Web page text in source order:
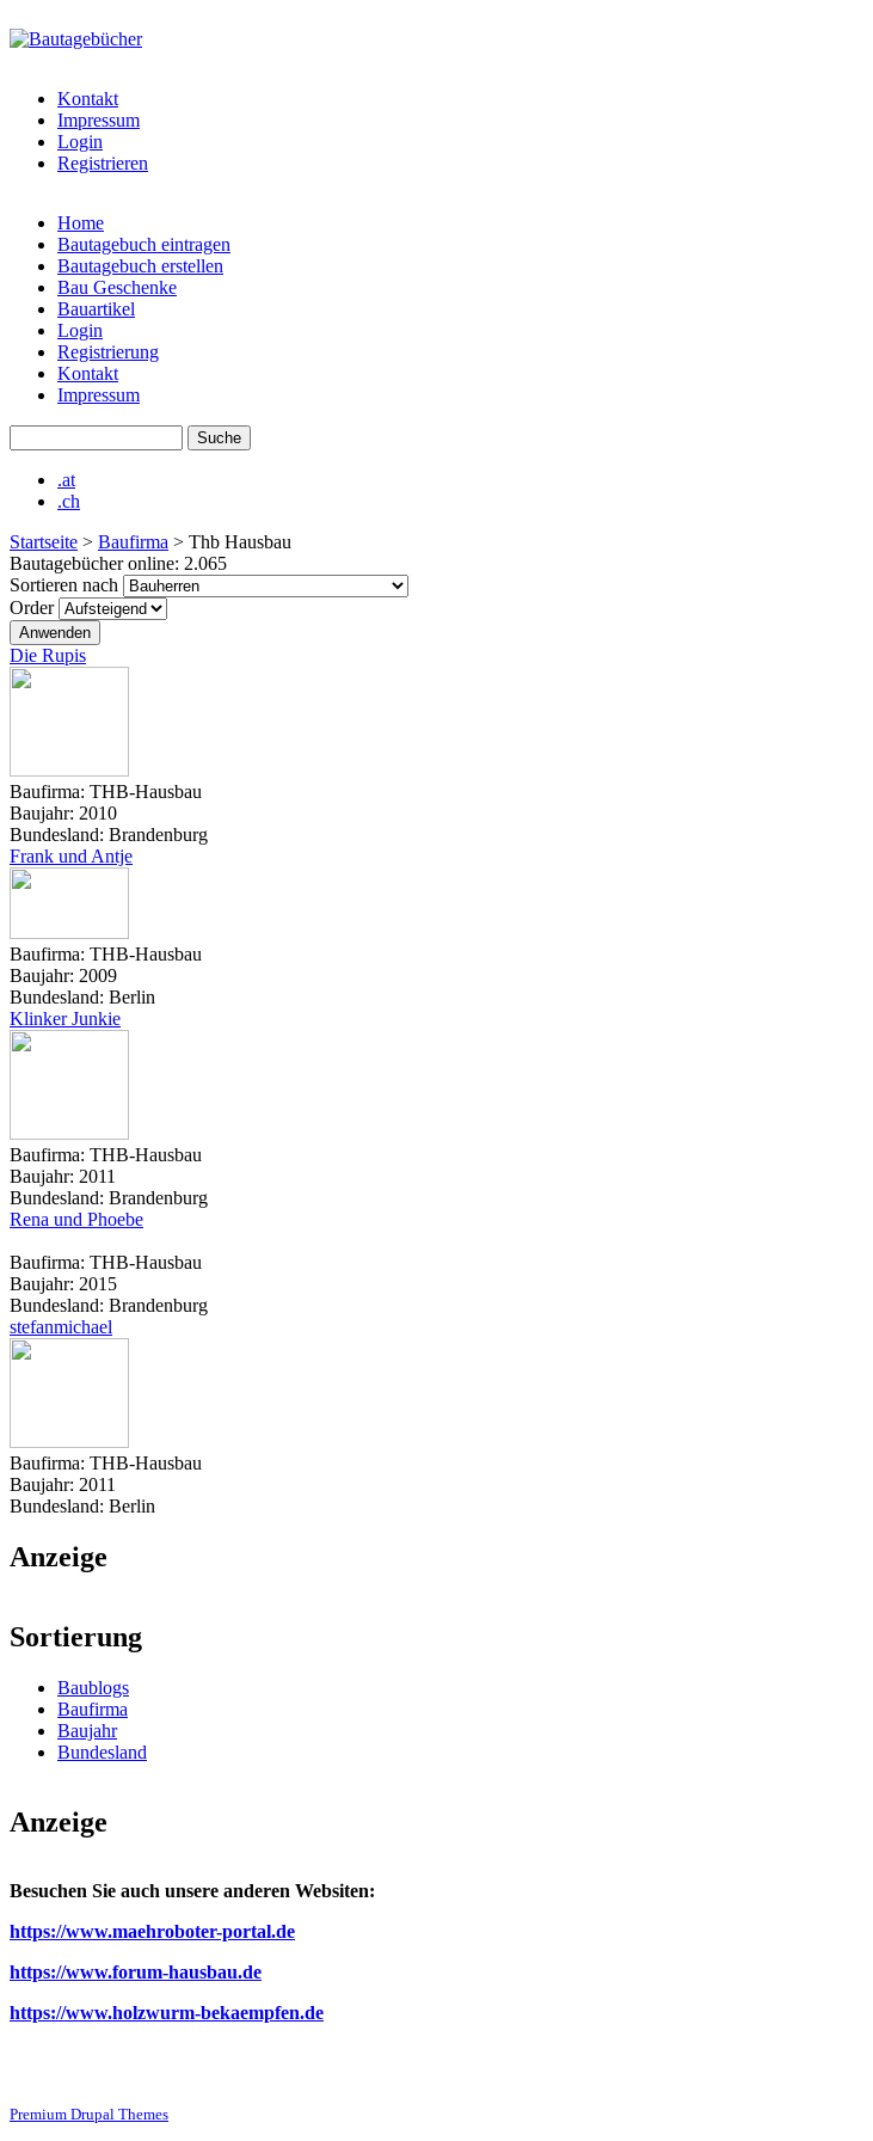
bautagebuch-
liste.de
Kontakt
Impressum
Login
Registrieren
Hauptmenü
Home
Bautagebuch eintragen
Bautagebuch erstellen
Bau Geschenke
Bauartikel
Login
Registrierung
Kontakt
Impressum
.at
.ch
Startseite > Baufirma > Thb Hausbau
Bautagebücher online: 2.065
Sortieren nach
Order
Die Rupis
Baufirma: THB-Hausbau
Baujahr: 2010
Bundesland: Brandenburg
Frank und Antje
Baufirma: THB-Hausbau
Baujahr: 2009
Bundesland: Berlin
Klinker Junkie
Baufirma: THB-Hausbau
Baujahr: 2011
Bundesland: Brandenburg
Rena und Phoebe
Baufirma: THB-Hausbau
Baujahr: 2015
Bundesland: Brandenburg
stefanmichael
Baufirma: THB-Hausbau
Baujahr: 2011
Bundesland: Berlin
Anzeige
Sortierung
Baublogs
Baufirma
Baujahr
Bundesland
Anzeige
Besuchen Sie auch unsere anderen Websiten:
https://www.maehroboter-portal.de
https://www.forum-hausbau.de
https://www.holzwurm-bekaempfen.de
Premium Drupal Themes